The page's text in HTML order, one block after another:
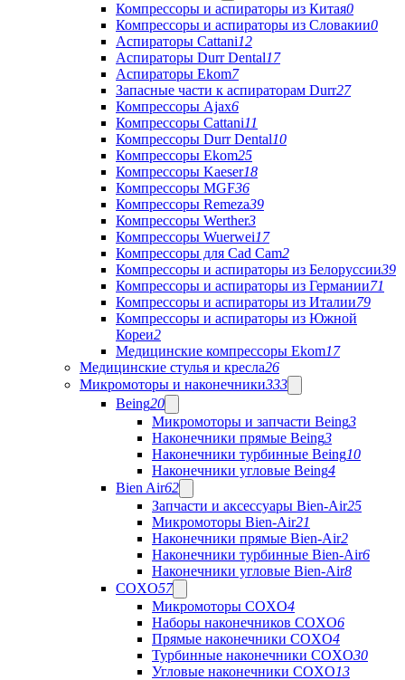
Компрессоры и аспираторы из Китая0
Компрессоры и аспираторы из Словакии0
Аспираторы Cattani12
Аспираторы Durr Dental17
Аспираторы Ekom7
Запасные части к аспираторам Durr27
Компрессоры Ajax6
Компрессоры Cattani11
Компрессоры Durr Dental10
Компрессоры Ekom25
Компрессоры Kaeser18
Компрессоры MGF36
Компрессоры Remeza39
Компрессоры Werther3
Компрессоры Wuerwei17
Компрессоры для Cad Cam2
Компрессоры и аспираторы из Белоруссии39
Компрессоры и аспираторы из Германии71
Компрессоры и аспираторы из Италии79
Компрессоры и аспираторы из Южной
Кореи2
Медицинские компрессоры Ekom17
Медицинские стулья и кресла26
Микромоторы и наконечники333
Being20
Микромоторы и запчасти Being3
Наконечники прямые Being3
Наконечники турбинные Being10
Наконечники угловые Being4
Bien Air62
Запчасти и аксессуары Bien-Air25
Микромоторы Bien-Air21
Наконечники прямые Bien-Air2
Наконечники турбинные Bien-Air6
Наконечники угловые Bien-Air8
COXO57
Микромоторы COXO4
Наборы наконечников COXO6
Прямые наконечники COXO4
Турбинные наконечники COXO30
Угловые наконечники COXO13